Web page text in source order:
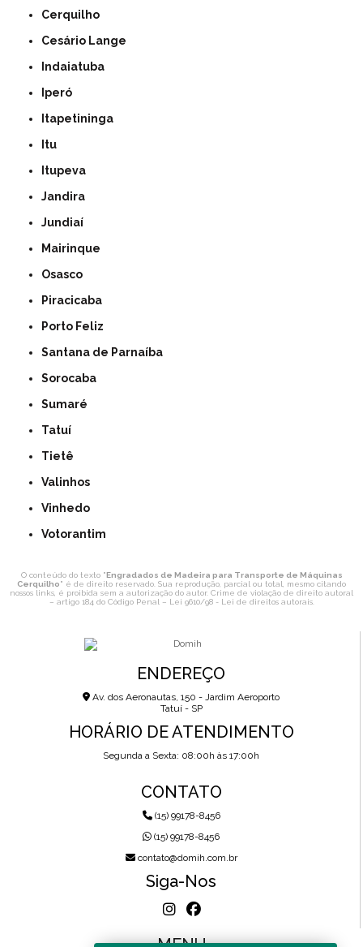
Cerquilho
Cesário Lange
Indaiatuba
Iperó
Itapetininga
Itu
Itupeva
Jandira
Jundiaí
Mairinque
Osasco
Piracicaba
Porto Feliz
Santana de Parnaíba
Sorocaba
Sumaré
Tatuí
Tietê
Valinhos
Vinhedo
Votorantim
O conteúdo do texto "Engradados de Madeira para Transporte de Máquinas
Cerquilho" é de direito reservado. Sua reprodução, parcial ou total, mesmo citando
nossos links, é proibida sem a autorização do autor. Crime de violação de direito autoral
– artigo 184 do Código Penal – Lei 9610/98 - Lei de direitos autorais.
ENDEREÇO
Av. dos Aeronautas, 150 - Jardim Aeroporto
Tatuí - SP
HORÁRIO DE ATENDIMENTO
Segunda a Sexta: 08:00h às 17:00h
CONTATO
(15) 99178-8456
(15) 99178-8456
contato@domih.com.br
Siga-Nos